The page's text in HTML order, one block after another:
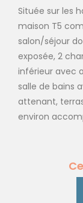
Située sur les
maison T5
salon/séjour
exposée, 2
inférieur avec
salle de bains
attenant,
environ